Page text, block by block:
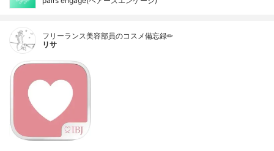
フリーランス美容部員のコスメ備忘録✏︎
リサ